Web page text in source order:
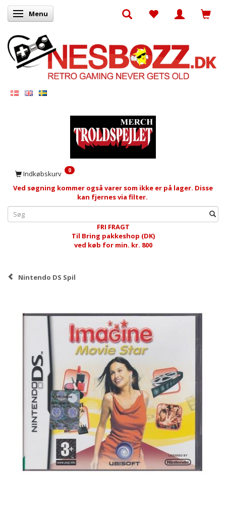
Skifte navigation
Menu
Indkøbskurv 0
Ved søgning kommer også varer som ikke er på lager. Disse
kan fjernes via filter.
FRI FRAGT
Til Bring pakkeshop (DK)
ved køb for min. kr. 800
Nintendo DS Spil